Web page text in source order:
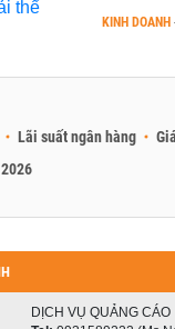
KINH DOANH
Lãi suất ngân hàng
DỊCH VỤ QUẢNG CÁO